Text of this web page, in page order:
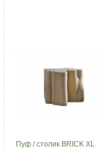
Пуф / столик BRICK XL